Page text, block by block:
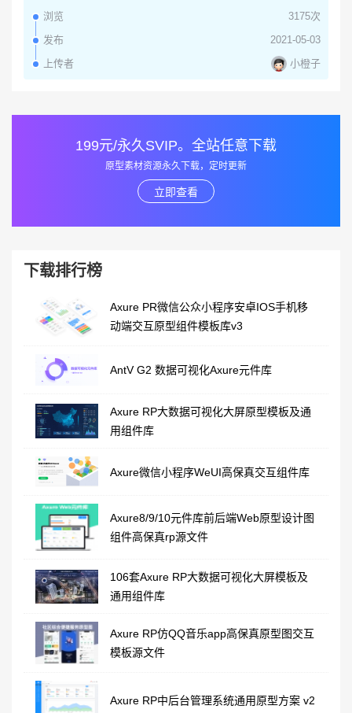
浏览
3175次
发布
2021-05-03
上传者 小橙子
199元/永久SVIP。全站任意下载
原型素材资源永久下载，定时更新
立即查看
下载排行榜
Axure PR微信公众小程序安卓IOS手机移
动端交互原型组件模板库v3
AntV G2 数据可视化Axure元件库
Axure RP大数据可视化大屏原型模板及通
用组件库
Axure微信小程序WeUI高保真交互组件库
Axure8/9/10元件库前后端Web原型设计图
组件高保真rp源文件
106套Axure RP大数据可视化大屏模板及
通用组件库
Axure RP仿QQ音乐app高保真原型图交互
模板源文件
Axure RP中后台管理系统通用原型方案 v2